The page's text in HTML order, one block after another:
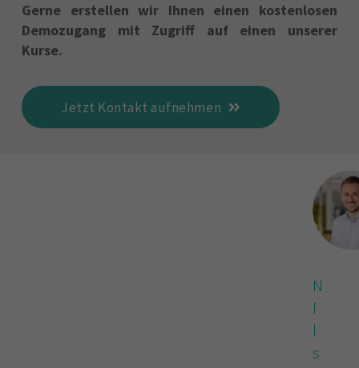
Gerne erstellen wir Ihnen einen kostenlosen
Demozugang mit Zugriff auf einen unserer
Kurse.
Jetzt Kontakt aufnehmen
N
i
l
s